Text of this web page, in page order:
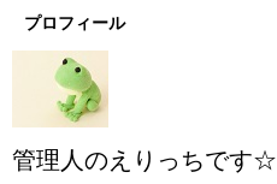
プロフィール
管理人のえりっちです☆